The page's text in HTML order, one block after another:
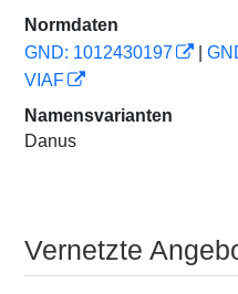
Normdaten
GND: 1012430197
VIAF
Namensvarianten
Danus
Vernetzte